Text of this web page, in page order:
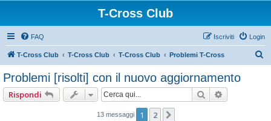
T-Cross Club
FAQ Login
Iscriviti
T-Cross Club T-Cross Club T-Cross Club Problemi T-Cross
Problemi [risolti] con il nuovo aggiornamento
Rispondi Cerca
13 messaggi 1 2